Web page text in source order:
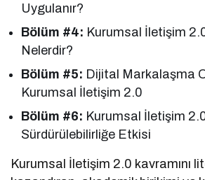
Uygulanır?
Bölüm #4: Kurumsal İletişim
Nelerdir?
Bölüm #5: Dijital Markalaşma
Kurumsal İletişim 2.0
Bölüm #6: Kurumsal İletişim
Sürdürülebilirliğe Etkisi
Kurumsal İletişim 2.0 kavramını